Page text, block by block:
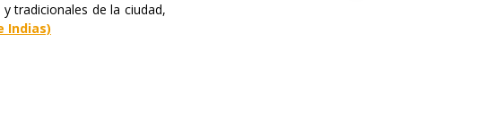
tradicionales de la ciudad,
Indias)